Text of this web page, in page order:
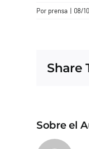
Por prensa | 08/
Share
Sobre el